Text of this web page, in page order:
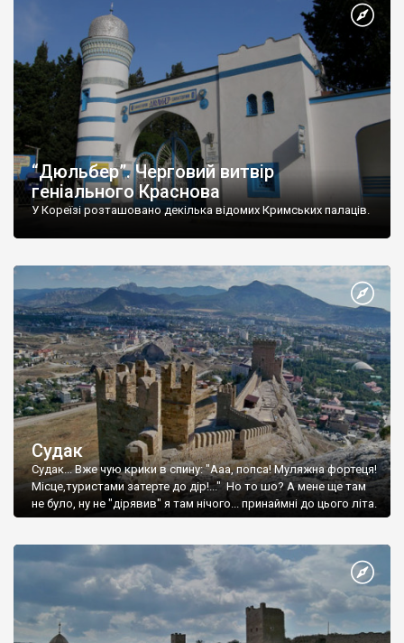
“Дюльбер”. Черговий витвір
геніального Краснова
У Кореїзі розташовано декілька відомих Кримських палаців.
Судак
Судак... Вже чую крики в спину: "Ааа, попса! Муляжна фортеця!
Місце,туристами затерте до дір!..." Но то шо? А мене ще там
не було, ну не "дірявив" я там нічого... принаймні до цього літа.